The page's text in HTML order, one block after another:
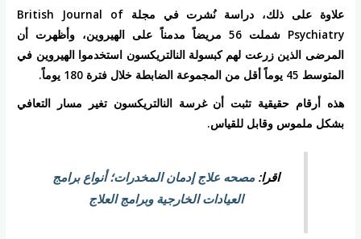
علاوة على ذلك، دراسة نُشرت في مجلة British Journal of
Psychiatry شملت 56 مريضاً مدمناً على الهيروين، وأظهرت أن
المرضى الذين زرعت لهم كبسولة النالتريكسون استخدموا الهيروين في
المتوسط 45 يوماً أقل من المجموعة الضابطة خلال فترة 180 يوماً.
هذه أرقام حقيقية تثبت أن غرسة النالتريكسون تغير مسار التعافي
بشكل ملموس وقابل للقياس.
اقرا: مصحه علاج إدمان المخدرات؛ أنواع برامج
العيادات الخارجية وبرامج العلاج